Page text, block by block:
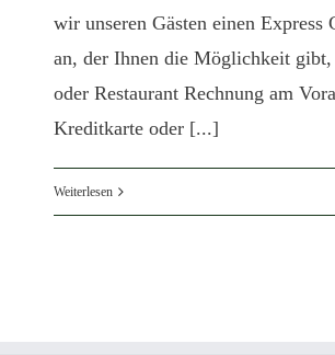
wir unseren Gästen einen Express
an, der Ihnen die Möglichkeit
oder Restaurant Rechnung am
Kreditkarte oder [...]
Weiterlesen